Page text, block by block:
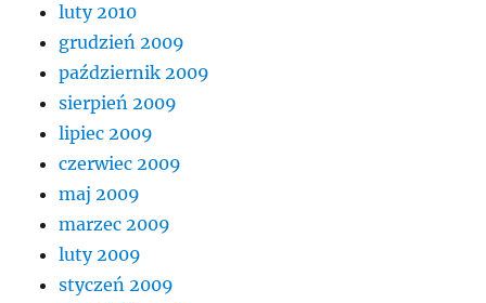
luty 2010
grudzień 2009
październik 2009
sierpień 2009
lipiec 2009
czerwiec 2009
maj 2009
marzec 2009
luty 2009
styczeń 2009